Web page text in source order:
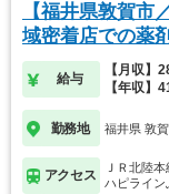
【福井県敦賀市
域密着店での薬
給与
【月収】
【年収】
勤務地 福井県 敦
アクセス
ＪＲ北陸
ハピライ